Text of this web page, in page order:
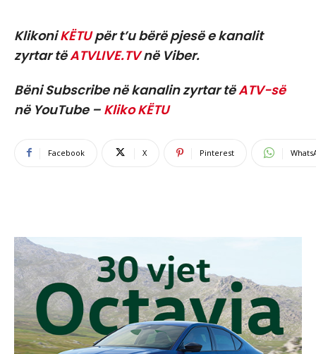
KlikoniKËTUpër t’u bërë pjesë e kanalit
zyrtar tëATVLIVE.TVnë Viber.
Bëni Subscribe në kanalin zyrtar tëATV-së
në YouTube – Kliko KËTU
Facebook X Pinterest